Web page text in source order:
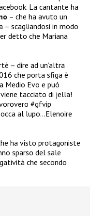
La cantante ha
– che ha avuto un
– scagliandosi in modo
detto che Mariana
– dire ad un’altra
che porta sfiga è
Medio Evo e puó
tacciato di jella!
#gfvip
al lupo…Elenoire
ha visto protagoniste
sparso del sale
che secondo